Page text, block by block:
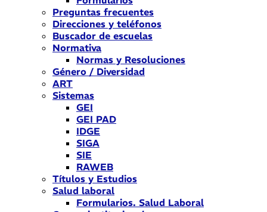
Preguntas frecuentes
Direcciones y teléfonos
Buscador de escuelas
Normativa
Normas y Resoluciones
Género / Diversidad
ART
Sistemas
GEI
GEI PAD
IDGE
SIGA
SIE
RAWEB
Títulos y Estudios
Salud laboral
Formularios. Salud Laboral